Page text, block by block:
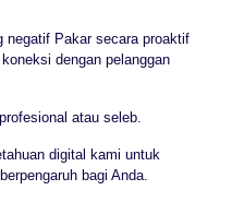
negatif Pakar secara proaktif
dengan pelanggan
atau seleb.
digital kami untuk
bagi Anda.